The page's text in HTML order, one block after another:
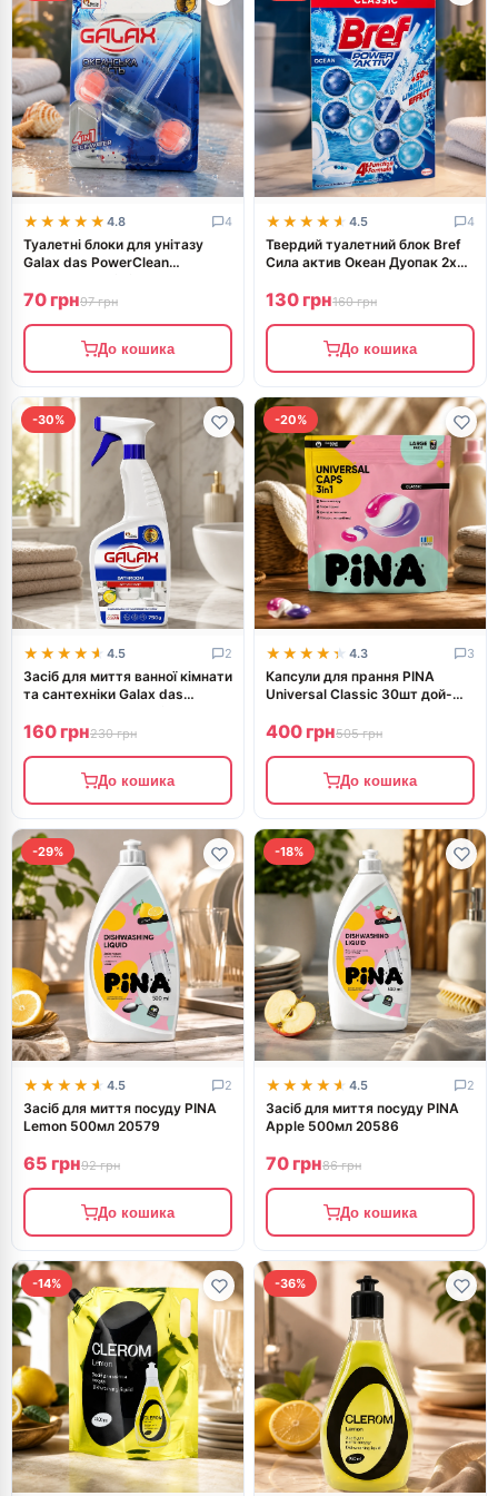
★★★★★
★★★★★ 4.8 4
Туалетні блоки для унітазу
Galax das PowerClean
70 грн97 грн
До кошика
★★★★★
★★★★★ 4.5 4
Твердий туалетний блок Bref
Сила актив Океан Дуопак 2х50
130 грн160 грн
До кошика
-30%
★★★★★
★★★★★ 4.5 2
Засіб для миття ванної кімнати
та сантехніки Galax das
145840
160 грн230 грн
До кошика
-20%
★★★★★
★★★★★ 4.3 3
Капсули для прання PINA
Universal Classic 30шт дой-
400 грн505 грн
До кошика
-29%
★★★★★
★★★★★ 4.5 2
Засіб для миття посуду PINA
Lemon 500мл 20579
65 грн92 грн
До кошика
-18%
★★★★★
★★★★★ 4.5 2
Засіб для миття посуду PINA
Apple 500мл 20586
70 грн86 грн
До кошика
-14% -36%